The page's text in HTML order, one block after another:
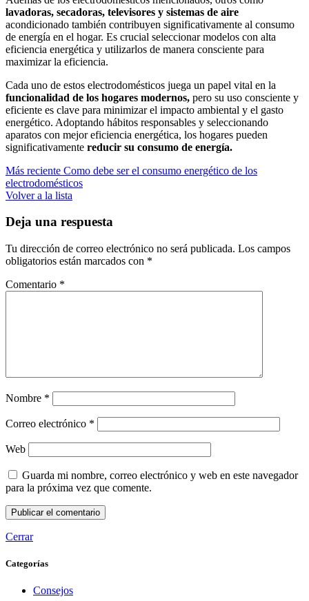
lavadoras, secadoras, televisores y sistemas de aire
acondicionado también contribuyen significativamente al consumo
de energía en el hogar. Es crucial seleccionar modelos con alta
eficiencia energética y utilizarlos de manera consciente para
maximizar la eficiencia.
Cada uno de estos electrodomésticos juega un papel vital en la
funcionalidad de los hogares modernos, pero su uso consciente y
eficiente es clave para minimizar el impacto ambiental y el gasto
energético. Adoptando hábitos responsables y seleccionando
aparatos con mejor eficiencia energética, los hogares pueden
significativamente reducir su consumo de energía.
Más reciente Como debe ser el consumo energético de los
electrodomésticos
Volver a la lista
Deja una respuesta
Tu dirección de correo electrónico no será publicada. Los campos
obligatorios están marcados con *
Comentario *
Nombre *
Correo electrónico *
Web
Guarda mi nombre, correo electrónico y web en este navegador
para la próxima vez que comente.
Cerrar
Categorías
Consejos